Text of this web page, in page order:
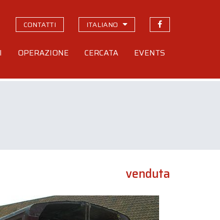
CONTATTI ITALIANO
OPERAZIONE CERCATA EVENTS
venduta